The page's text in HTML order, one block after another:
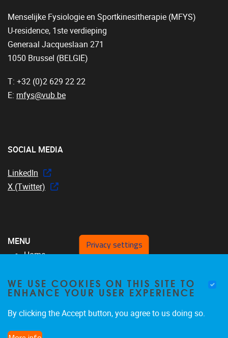
Menselijke Fysiologie en Sportkinesitherapie (MFYS)
U-residence, 1ste verdieping
Generaal Jacqueslaan 271
1050 Brussel (BELGIË)
T: +32 (0)2 629 22 22
E: mfys@vub.be
SOCIAL MEDIA
LinkedIn
X (Twitter)
MENU
Home
MFYS-team
Projecten
SRP17
Privacy settings
WE USE COOKIES ON THIS SITE TO
ENHANCE YOUR USER EXPERIENCE
By clicking the Accept button, you agree to us doing so.